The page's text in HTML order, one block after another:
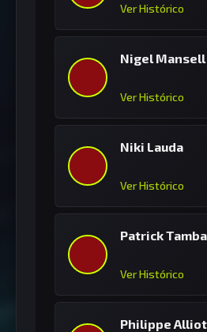
Ver Histórico
Nigel Mansell
Ver Histórico
Niki Lauda
Ver Histórico
Patrick
Ver Histórico
Philippe Alliot